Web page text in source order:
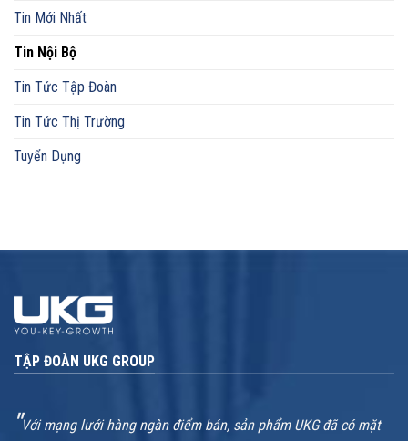
Tin Mới Nhất
Tin Nội Bộ
Tin Tức Tập Đoàn
Tin Tức Thị Trường
Tuyển Dụng
TẬP ĐOÀN UKG GROUP
"Với mạng lưới hàng ngàn điểm bán, sản phẩm UKG đã có mặt